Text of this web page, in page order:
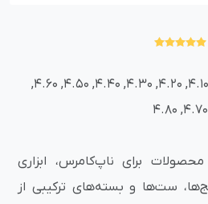
ناپ کامرس 3.90, 4.00, 4.10, 4.20, 4.30, 4.40, 4.50, 4.60,
4.70, 4.80
برای ناپ‌کامرس، ابزاری
ست‌ها و بسته‌های ترکیبی از